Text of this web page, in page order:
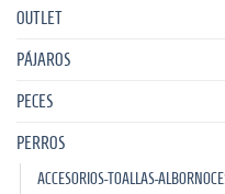
OUTLET
PÁJAROS
PECES
PERROS
ACCESORIOS-TOALLAS-